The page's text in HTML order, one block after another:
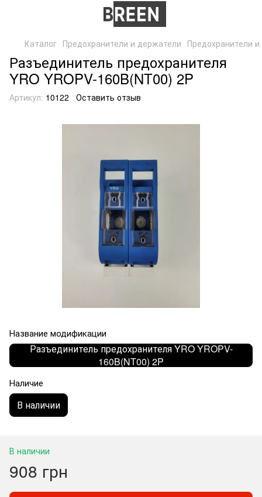
Каталог Предохранители и держатели Предохранители
Разъединитель предохранителя
YRO YROPV-160B(NT00) 2P
Артикул: 10122 Оставить отзыв
Название модификации
Разъединитель предохранителя YRO YROPV-
160B(NT00) 2P
Наличие
В наличии
В наличии
908 грн